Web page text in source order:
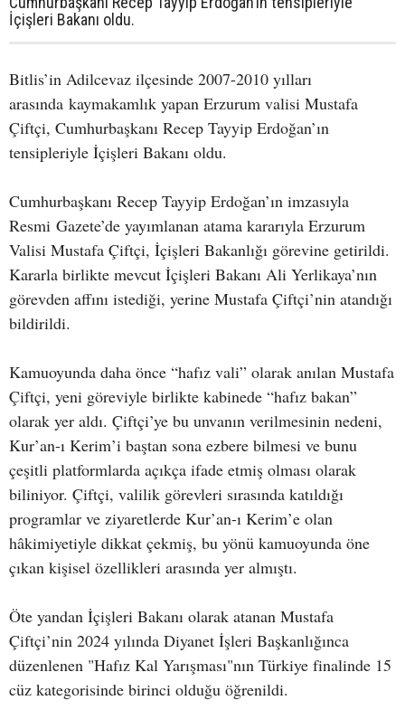
İçişleri Bakanı oldu.
Bitlis’in Adilcevaz ilçesinde 2007-2010 yılları
arasında kaymakamlık yapan Erzurum valisi Mustafa
Çiftçi, Cumhurbaşkanı Recep Tayyip Erdoğan’ın
tensipleriyle İçişleri Bakanı oldu.
Cumhurbaşkanı Recep Tayyip Erdoğan’ın imzasıyla
Resmi Gazete’de yayımlanan atama kararıyla Erzurum
Valisi Mustafa Çiftçi, İçişleri Bakanlığı görevine getirildi.
Kararla birlikte mevcut İçişleri Bakanı Ali Yerlikaya’nın
görevden affını istediği, yerine Mustafa Çiftçi’nin atandığı
bildirildi.
Kamuoyunda daha önce “hafız vali” olarak anılan Mustafa
Çiftçi, yeni göreviyle birlikte kabinede “hafız bakan”
olarak yer aldı. Çiftçi’ye bu unvanın verilmesinin nedeni,
Kur’an-ı Kerim’i baştan sona ezbere bilmesi ve bunu
çeşitli platformlarda açıkça ifade etmiş olması olarak
biliniyor. Çiftçi, valilik görevleri sırasında katıldığı
programlar ve ziyaretlerde Kur’an-ı Kerim’e olan
hâkimiyetiyle dikkat çekmiş, bu yönü kamuoyunda öne
çıkan kişisel özellikleri arasında yer almıştı.
Öte yandan İçişleri Bakanı olarak atanan Mustafa
Çiftçi’nin 2024 yılında Diyanet İşleri Başkanlığınca
düzenlenen "Hafız Kal Yarışması"nın Türkiye finalinde 15
cüz kategorisinde birinci olduğu öğrenildi.